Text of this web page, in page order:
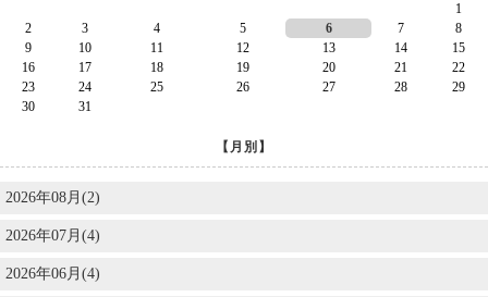
1
2
3 4 5 6 7
8
9
10 11 12 13 14
15
16
17 18 19 20 21
22
23
24 25 26 27 28
29
30
31
【月別】
2026年08月(2)
2026年07月(4)
2026年06月(4)